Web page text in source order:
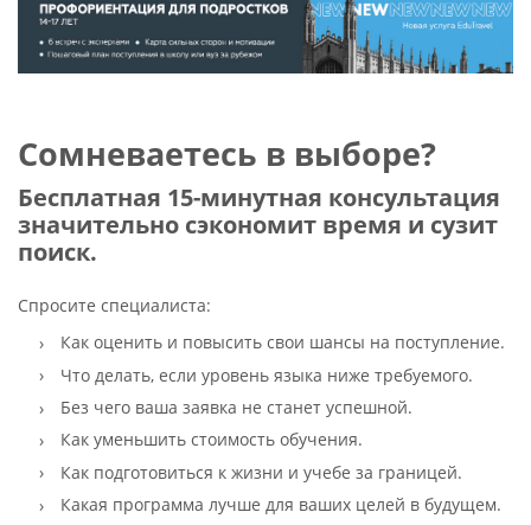
Сомневаетесь в выборе?
Бесплатная 15-минутная консультация
значительно сэкономит время и сузит
поиск.
Спросите специалиста:
Как оценить и повысить свои шансы на поступление.
Что делать, если уровень языка ниже требуемого.
Без чего ваша заявка не станет успешной.
Как уменьшить стоимость обучения.
Как подготовиться к жизни и учебе за границей.
Какая программа лучше для ваших целей в будущем.